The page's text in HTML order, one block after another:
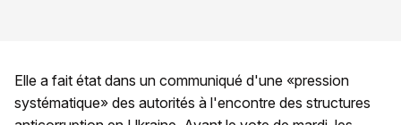
Elle a fait état dans un communiqué d'une «pression
systématique» des autorités à l'encontre des structures